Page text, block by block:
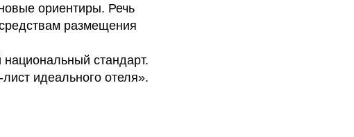
ориентиры. Речь
размещения
стандарт.
идеального отеля».